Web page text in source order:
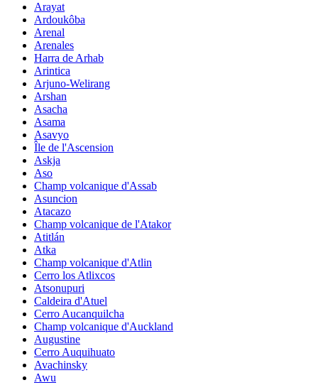
Arayat
Ardoukôba
Arenal
Arenales
Harra de Arhab
Arintica
Arjuno-Welirang
Arshan
Asacha
Asama
Asavyo
Île de l'Ascension
Askja
Aso
Champ volcanique d'Assab
Asuncion
Atacazo
Champ volcanique de l'Atakor
Atitlán
Atka
Champ volcanique d'Atlin
Cerro los Atlixcos
Atsonupuri
Caldeira d'Atuel
Cerro Aucanquilcha
Champ volcanique d'Auckland
Augustine
Cerro Auquihuato
Avachinsky
Awu